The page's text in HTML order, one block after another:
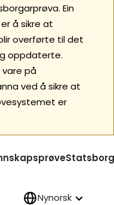
Ein
å sikre at
overførte til det
oppdaterte.
på
ved å sikre at
er
Nynorsk